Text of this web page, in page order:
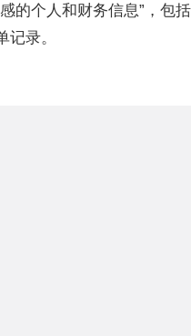
的个人和财务信息”，包
记录。